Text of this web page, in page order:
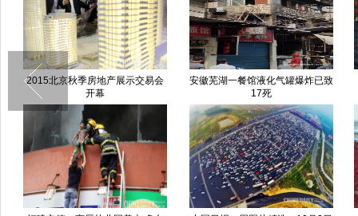
安徽芜湖一餐馆液化气罐爆炸已致
17死
男子铁钩穿背悬挂6.5小时